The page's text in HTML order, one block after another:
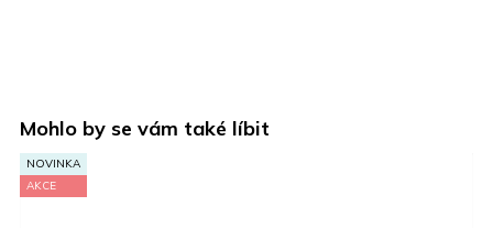
Mohlo by se vám také líbit